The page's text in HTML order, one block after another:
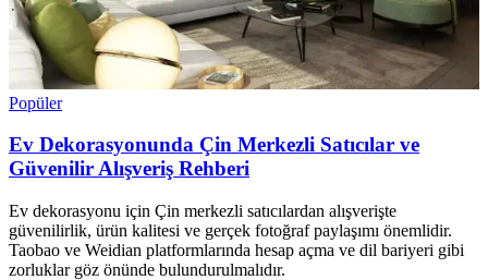
Popüler
Ev Dekorasyonunda Çin Merkezli Satıcılar ve
Güvenilir Alışveriş Rehberi
Ev dekorasyonu için Çin merkezli satıcılardan alışverişte
güvenilirlik, ürün kalitesi ve gerçek fotoğraf paylaşımı önemlidir.
Taobao ve Weidian platformlarında hesap açma ve dil bariyeri gibi
zorluklar göz önünde bulundurulmalıdır.